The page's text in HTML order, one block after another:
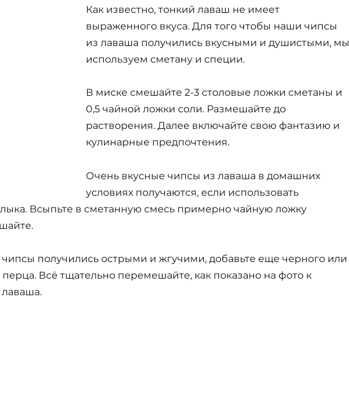
Как известно, тонкий лаваш не имеет
выраженного вкуса. Для того чтобы наши чипсы
из лаваша получились вкусными и душистыми, мы
используем сметану и специи.
В миске смешайте 2-3 столовые ложки сметаны и
0,5 чайной ложки соли. Размешайте до
растворения. Далее включайте свою фантазию и
кулинарные предпочтения.
Очень вкусные чипсы из лаваша в домашних
условиях получаются, если использовать
Всыпьте в сметанную смесь примерно чайную ложку
чипсы получились острыми и жгучими, добавьте еще черного или
перца. Всё тщательно перемешайте, как показано на фото к